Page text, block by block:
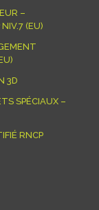
–
NIV.7 (EU)
3D
SPÉCIAUX –
RNCP